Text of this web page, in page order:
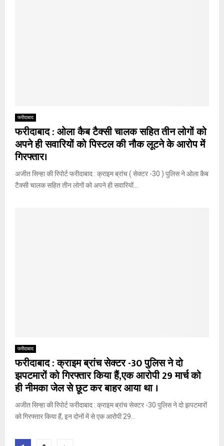
फरीदाबाद
फरीदाबाद : ओला कैब टैक्सी चालक सहित तीन लोगों को
अपने ही सवारियों को पिस्टल की नौक लूटने के आरोप में
गिरफ्तार।
अजीत सिन्हा की रिपोर्ट फरीदाबाद : क्राइम ब्रांच ( सेक्टर -30 ) पुलिस ने ओला कैब
टैक्सी चालक सहित तीन लोगों को अपने ही सवारियों...
फरीदाबाद
फरीदाबाद : क्राइम ब्रांच सेक्टर -30 पुलिस ने दो
झपटमारों को गिरफ्तार किया हैं,एक आरोपी 29 मार्च को
ही नीमका जेल से छूट कर बाहर आया था ।
अजीत सिन्हा की रिपोर्ट फरीदाबाद : क्राइम ब्रांच सेक्टर -30 पुलिस ने दो झपटमारों
को गिरफ्तार किया हैं, इन दोनों में से एक आरोपी 29...